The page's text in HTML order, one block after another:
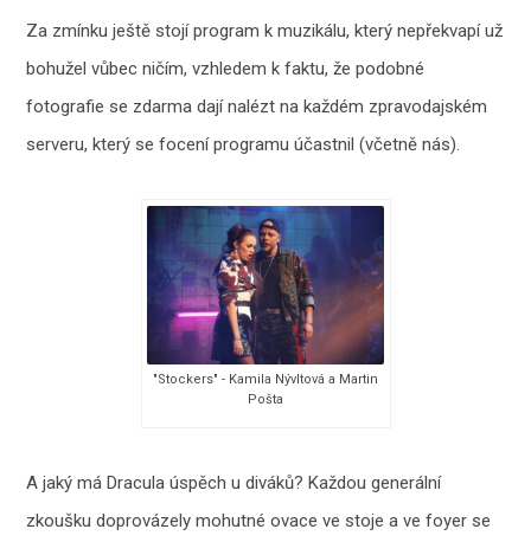
Za zmínku ještě stojí program k muzikálu, který nepřekvapí už
bohužel vůbec ničím, vzhledem k faktu, že podobné
fotografie se zdarma dají nalézt na každém zpravodajském
serveru, který se focení programu účastnil (včetně nás).
"Stockers" - Kamila Nývltová a Martin
Pošta
A jaký má Dracula úspěch u diváků? Každou generální
zkoušku doprovázely mohutné ovace ve stoje a ve foyer se